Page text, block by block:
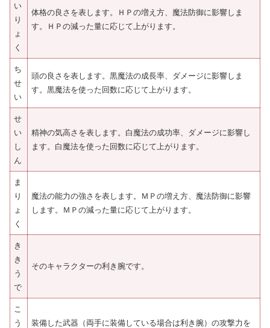
い
り
ょ
く
体格の良さを表します。ＨＰの増え方、魔法防御に影響しま
す。ＨＰの減った量に応じて上がります。
ち
せ
い
頭の良さを表します。黒魔法の成長率、ダメージに影響しま
す。黒魔法を使った回数に応じて上がります。
せ
い
し
ん
精神の気高さを表します。白魔法の成功率、ダメージに影響し
ます。白魔法を使った回数に応じて上がります。
ま
り
ょ
く
魔法の能力の強さを表します。ＭＰの増え方、魔法防御に影響
します。ＭＰの減った量に応じて上がります。
き
き
う
で
そのキャラクターの利き腕です。
こ
う
装備した武器（両手に装備している場合は利き腕）の攻撃力を